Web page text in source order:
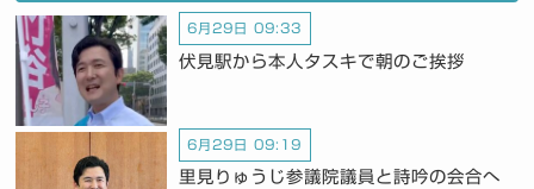
6月29日 09:33
伏見駅から本人タスキで朝のご挨拶
6月29日 09:19
里見りゅうじ参議院議員と詩吟の会合へ